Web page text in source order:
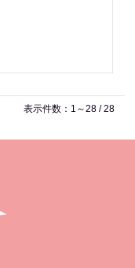
表示件数：1～28 / 28